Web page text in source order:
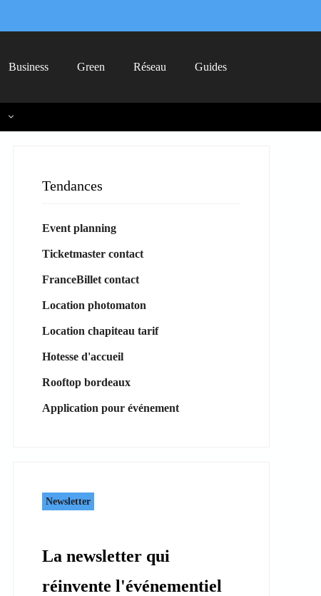
Business Green Réseau Guides
Tendances
Event planning
Ticketmaster contact
FranceBillet contact
Location photomaton
Location chapiteau tarif
Hotesse d'accueil
Rooftop bordeaux
Application pour événement
Newsletter
La newsletter qui
réinvente l'événementiel